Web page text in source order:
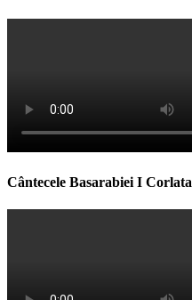
Cântecele Basarabiei I Corlata